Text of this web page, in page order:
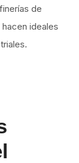
de
ideales